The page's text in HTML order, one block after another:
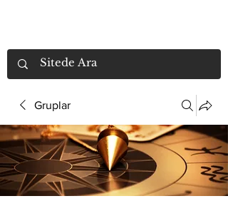
Gruplar